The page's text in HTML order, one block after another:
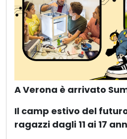
A Verona è arrivato
Il camp estivo del
ragazzi dagli 11 ai 17